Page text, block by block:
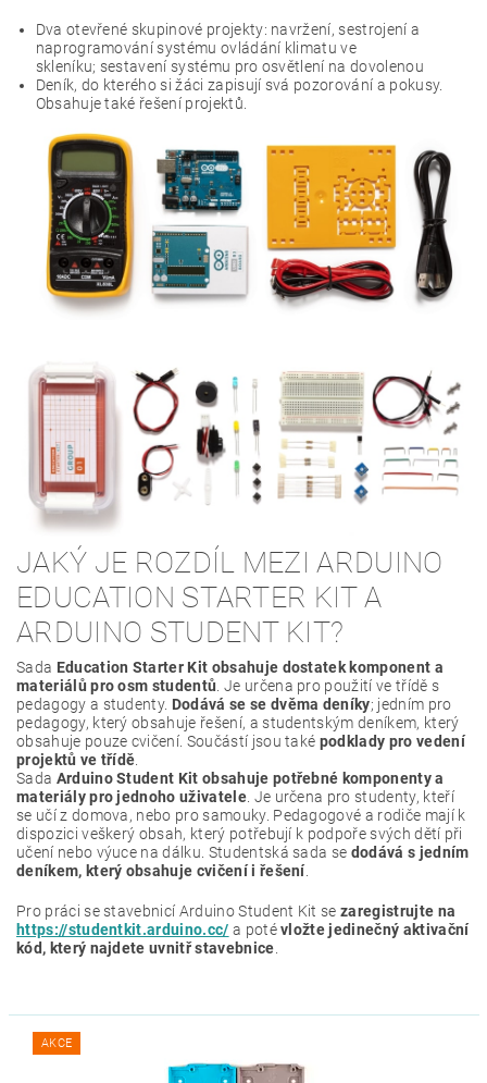
Dva otevřené skupinové projekty: navržení, sestrojení a
naprogramování systému ovládání klimatu ve
skleníku; sestavení systému pro osvětlení na dovolenou
Deník, do kterého si žáci zapisují svá pozorování a pokusy.
Obsahuje také řešení projektů.
JAKÝ JE ROZDÍL MEZI ARDUINO
EDUCATION STARTER KIT A
ARDUINO STUDENT KIT?
Sada Education Starter Kit obsahuje dostatek komponent a
materiálů pro osm studentů. Je určena pro použití ve třídě s
pedagogy a studenty. Dodává se se dvěma deníky; jedním pro
pedagogy, který obsahuje řešení, a studentským deníkem, který
obsahuje pouze cvičení. Součástí jsou také podklady pro vedení
projektů ve třídě.
Sada Arduino Student Kit obsahuje potřebné komponenty a
materiály pro jednoho uživatele. Je určena pro studenty, kteří
se učí z domova, nebo pro samouky. Pedagogové a rodiče mají k
dispozici veškerý obsah, který potřebují k podpoře svých dětí při
učení nebo výuce na dálku. Studentská sada se dodává s jedním
deníkem, který obsahuje cvičení i řešení.
Pro práci se stavebnicí Arduino Student Kit sezaregistrujte na
https://studentkit.arduino.cc/ a potévložte jedinečný aktivační
kód, který najdete uvnitř stavebnice.
AKCE